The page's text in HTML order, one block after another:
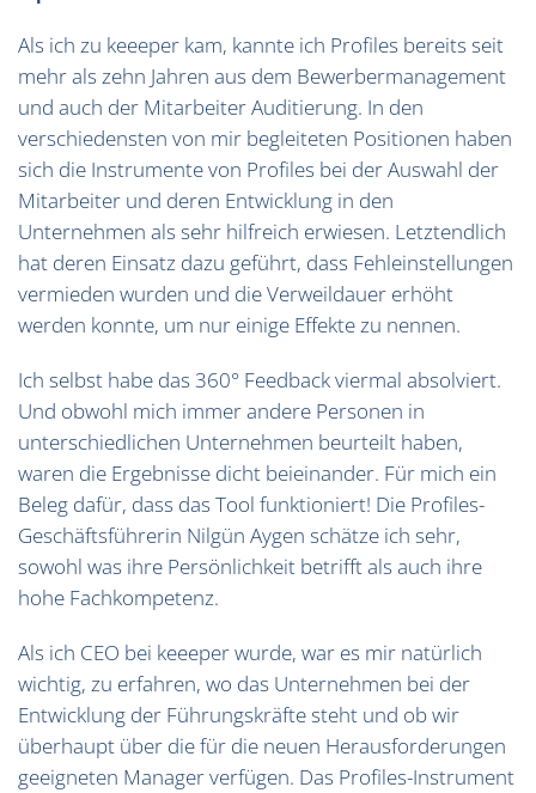
Als ich zu keeeper kam, kannte ich Profiles bereits seit
mehr als zehn Jahren aus dem Bewerbermanagement
und auch der Mitarbeiter Auditierung. In den
verschiedensten von mir begleiteten Positionen haben
sich die Instrumente von Profiles bei der Auswahl der
Mitarbeiter und deren Entwicklung in den
Unternehmen als sehr hilfreich erwiesen. Letztendlich
hat deren Einsatz dazu geführt, dass Fehleinstellungen
vermieden wurden und die Verweildauer erhöht
werden konnte, um nur einige Effekte zu nennen.
Ich selbst habe das 360° Feedback viermal absolviert.
Und obwohl mich immer andere Personen in
unterschiedlichen Unternehmen beurteilt haben,
waren die Ergebnisse dicht beieinander. Für mich ein
Beleg dafür, dass das Tool funktioniert! Die Profiles-
Geschäftsführerin Nilgün Aygen schätze ich sehr,
sowohl was ihre Persönlichkeit betrifft als auch ihre
hohe Fachkompetenz.
Als ich CEO bei keeeper wurde, war es mir natürlich
wichtig, zu erfahren, wo das Unternehmen bei der
Entwicklung der Führungskräfte steht und ob wir
überhaupt über die für die neuen Herausforderungen
geeigneten Manager verfügen. Das Profiles-Instrument